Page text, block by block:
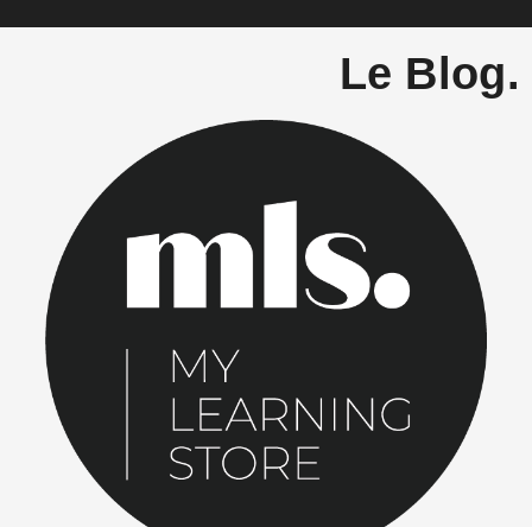
Le Blog.